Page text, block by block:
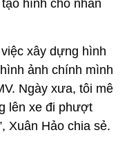
hình cho nhân
xây dựng hình
ảnh chính mình
Ngày xưa, tôi mê
lên xe đi phượt
Xuân Hảo chia sẻ.